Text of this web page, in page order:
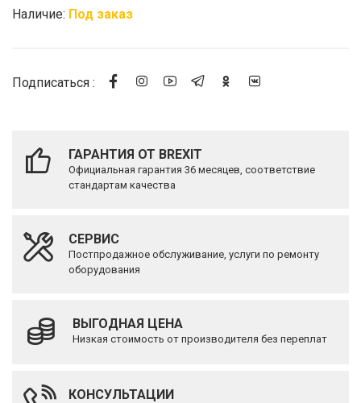
Наличие: Под заказ
Подписаться :
ГАРАНТИЯ ОТ BREXIT
Официальная гарантия 36 месяцев, соответствие
стандартам качества
СЕРВИС
Постпродажное обслуживание, услуги по ремонту
оборудования
ВЫГОДНАЯ ЦЕНА
Низкая стоимость от производителя без переплат
КОНСУЛЬТАЦИИ